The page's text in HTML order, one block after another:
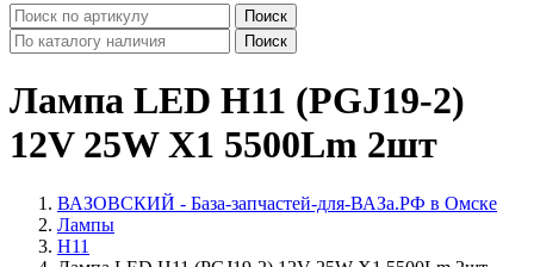
Поиск
Поиск
Лампа LED H11 (PGJ19-2)
12V 25W X1 5500Lm 2шт
ВАЗОВСКИЙ - База-запчастей-для-ВАЗа.РФ в Омске
Лампы
H11